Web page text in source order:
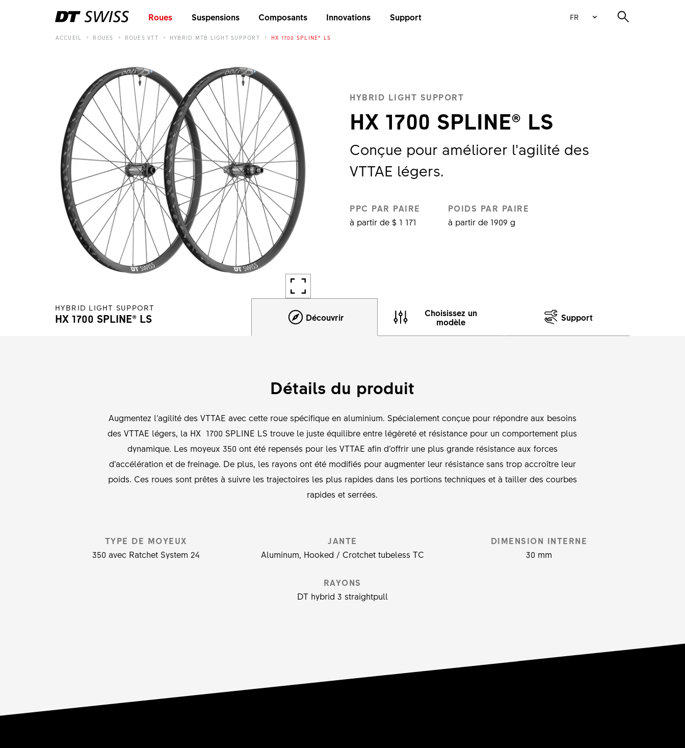
Roues Suspensions Composants Innovations Support FR
ACCUEIL ROUES ROUES VTT HYBRID MTB LIGHT SUPPORT HX 1700 SPLINE® LS
HYBRID LIGHT SUPPORT
HX 1700 SPLINE® LS
Conçue pour améliorer l’agilité des
VTTAE légers.
PPC PAR PAIRE
à partir de $ 1 171
POIDS PAR PAIRE
à partir de 1909 g
HYBRID LIGHT SUPPORT
HX 1700 SPLINE® LS Découvrir
Choisissez un
modèle
Support
Détails du produit
Augmentez l’agilité des VTTAE avec cette roue spécifique en aluminium. Spécialement conçue pour répondre aux besoins
des VTTAE légers, la HX 1700 SPLINE LS trouve le juste équilibre entre légèreté et résistance pour un comportement plus
dynamique. Les moyeux 350 ont été repensés pour les VTTAE afin d’offrir une plus grande résistance aux forces
d’accélération et de freinage. De plus, les rayons ont été modifiés pour augmenter leur résistance sans trop accroître leur
poids. Ces roues sont prêtes à suivre les trajectoires les plus rapides dans les portions techniques et à tailler des courbes
rapides et serrées.
TYPE DE MOYEUX
350 avec Ratchet System 24
JANTE
Aluminum, Hooked / Crotchet tubeless TC
DIMENSION INTERNE
30 mm
RAYONS
DT hybrid 3 straightpull